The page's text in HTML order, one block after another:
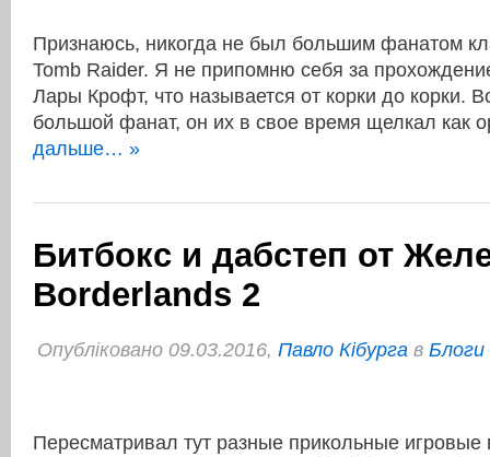
Признаюсь, никогда не был большим фанатом
Tomb Raider. Я не припомню себя за
Лары Крофт, что называется от корки до корки.
большой фанат, он их в свое время щелкал как
дальше… »
Битбокс и дабстеп от
Borderlands 2
Опубліковано 09.03.2016, Павло Кібурга в Блоги
Пересматривал тут разные прикольные игровые